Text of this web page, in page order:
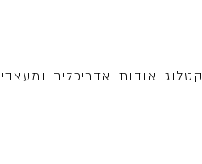
קטלוג אודות אדריכלים